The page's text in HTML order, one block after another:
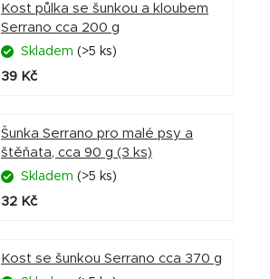
Kost půlka se šunkou a kloubem
Serrano cca 200 g
Skladem (>5 ks)
39 Kč
Šunka Serrano pro malé psy a
štěňata, cca 90 g (3 ks)
Skladem (>5 ks)
32 Kč
Kost se šunkou Serrano cca 370 g